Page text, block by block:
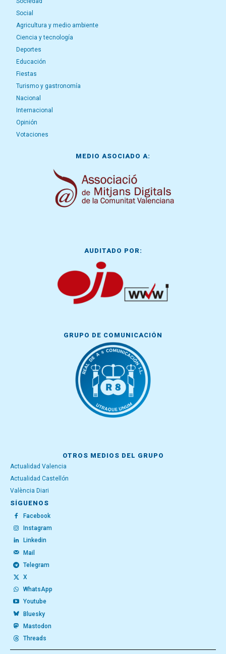
Social
Agricultura y medio ambiente
Ciencia y tecnología
Deportes
Educación
Fiestas
Turismo y gastronomía
Nacional
Internacional
Opinión
Votaciones
MEDIO ASOCIADO A:
AUDITADO POR:
GRUPO DE COMUNICACIÓN
OTROS MEDIOS DEL GRUPO
Actualidad Valencia
Actualidad Castellón
València Diari
SÍGUENOS
Facebook
Instagram
Linkedin
Mail
Telegram
X
WhatsApp
Youtube
Bluesky
Mastodon
Threads